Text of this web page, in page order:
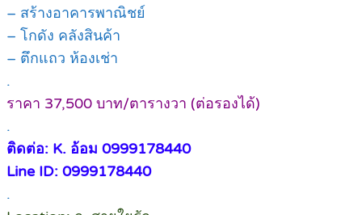
– สร้างอาคารพาณิชย์
– โกดัง คลังสินค้า
– ตึกแถว ห้องเช่า
.
ราคา 37,500 บาท/ตารางวา (ต่อรองได้)
.
ติดต่อ: K. อ้อม 0999178440
Line ID: 0999178440
.